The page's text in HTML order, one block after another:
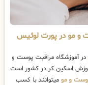
و مو در پورت لوئیس
در آموزشگاه مراقبت پوست و
اسکین کر در کشور است
و مو میتوانند با کسب